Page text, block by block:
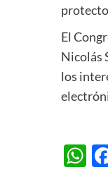
El
Nicolás
los